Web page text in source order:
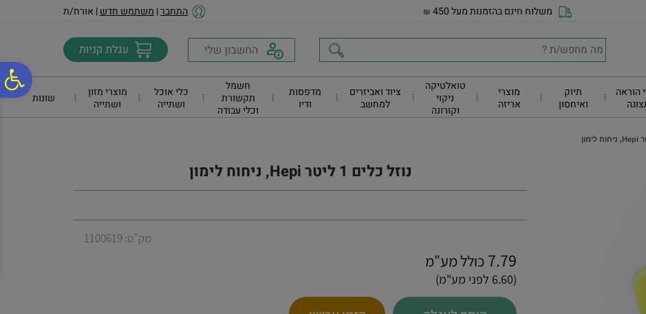
נגישות
אתר
המרכזי
משלוח חינם בהזמנות מעל 450 ₪ התחבר| משתמש חדש| אורח/ת
הוראה
תיוק
ואיחסון
מוצרי
אריזה
טואלטיקה
ניקוי
וקורונה
ציוד ואביזרים
למחשב
מדפסות
ודיו
חשמל
תקשורת
וכלי עבודה
כלי אוכל
ושתייה
מוצרי מזון
ושתייה
שונות
נוזל כלים 1 ליטר Hepi, ניחוח לימון
מק"ט: 1100619
7.79 כולל מע"מ
(6.60 לפני מע"מ)